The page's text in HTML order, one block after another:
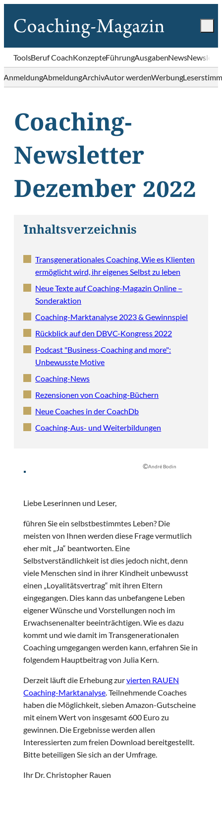
ToolsBeruf CoachKonzepteFührungAusgabenNews
AnmeldungAbmeldungArchivAutor werdenWerbung
Coaching-
Newsletter
Dezember 2022
Inhaltsverzeichnis
Transgenerationales Coaching. Wie es Klienten
ermöglicht wird, ihr eigenes Selbst zu leben
Neue Texte auf Coaching-Magazin Online –
Sonderaktion
Coaching-Marktanalyse 2023 & Gewinnspiel
Rückblick auf den DBVC-Kongress 2022
Podcast "Business-Coaching and more":
Unbewusste Motive
Coaching-News
Rezensionen von Coaching-Büchern
Neue Coaches in der CoachDb
Coaching-Aus- und Weiterbildungen
©André Bodin
Liebe Leserinnen und Leser,
führen Sie ein selbstbestimmtes Leben? Die
meisten von Ihnen werden diese Frage vermutlich
eher mit „Ja“ beantworten. Eine
Selbstverständlichkeit ist dies jedoch nicht, denn
viele Menschen sind in ihrer Kindheit unbewusst
einen „Loyalitätsvertrag“ mit ihren Eltern
eingegangen. Dies kann das unbefangene Leben
eigener Wünsche und Vorstellungen noch im
Erwachsenenalter beeinträchtigen. Wie es dazu
kommt und wie damit im Transgenerationalen
Coaching umgegangen werden kann, erfahren Sie in
folgendem Hauptbeitrag von Julia Kern.
Derzeit läuft die Erhebung zurvierten RAUEN
Coaching-Marktanalyse . Teilnehmende Coaches
haben die Möglichkeit, sieben Amazon-Gutscheine
mit einem Wert von insgesamt 600 Euro zu
gewinnen. Die Ergebnisse werden allen
Interessierten zum freien Download bereitgestellt.
Bitte beteiligen Sie sich an der Umfrage.
Ihr Dr. Christopher Rauen